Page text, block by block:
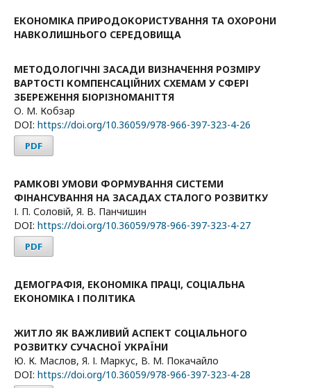
ЕКОНОМІКА ПРИРОДОКОРИСТУВАННЯ ТА ОХОРОНИ
НАВКОЛИШНЬОГО СЕРЕДОВИЩА
МЕТОДОЛОГІЧНІ ЗАСАДИ ВИЗНАЧЕННЯ РОЗМІРУ
ВАРТОСТІ КОМПЕНСАЦІЙНИХ СХЕМАМ У СФЕРІ
ЗБЕРЕЖЕННЯ БІОРІЗНОМАНІТТЯ
О. М. Кобзар
DOI: https://doi.org/10.36059/978-966-397-323-4-26
PDF
РАМКОВІ УМОВИ ФОРМУВАННЯ СИСТЕМИ
ФІНАНСУВАННЯ НА ЗАСАДАХ СТАЛОГО РОЗВИТКУ
І. П. Соловій, Я. В. Панчишин
DOI: https://doi.org/10.36059/978-966-397-323-4-27
PDF
ДЕМОГРАФІЯ, ЕКОНОМІКА ПРАЦІ, СОЦІАЛЬНА
ЕКОНОМІКА І ПОЛІТИКА
ЖИТЛО ЯК ВАЖЛИВИЙ АСПЕКТ СОЦІАЛЬНОГО
РОЗВИТКУ СУЧАСНОЇ УКРАЇНИ
Ю. К. Маслов, Я. І. Маркус, В. М. Покачайло
DOI: https://doi.org/10.36059/978-966-397-323-4-28